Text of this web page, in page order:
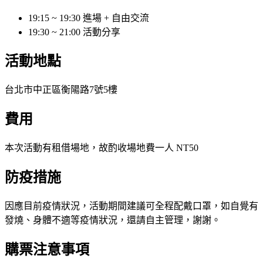
19:15 ~ 19:30 進場 + 自由交流
19:30 ~ 21:00 活動分享
活動地點
台北市中正區衡陽路7號5樓
費用
本次活動有租借場地，故酌收場地費一人 NT50
防疫措施
因應目前疫情狀況，活動期間建議可全程配戴口罩，如自覺有
發燒、身體不適等疫情狀況，還請自主管理，謝謝。
購票注意事項